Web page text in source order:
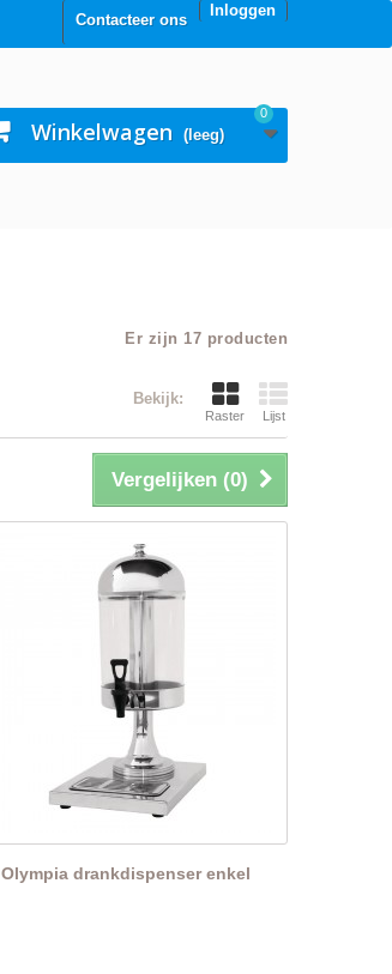
Inloggen
Contacteer ons
Winkelwagen (leeg)
0
Er zijn 17 producten
Bekijk:
Raster Lijst
Vergelijken (0)
Olympia drankdispenser enkel